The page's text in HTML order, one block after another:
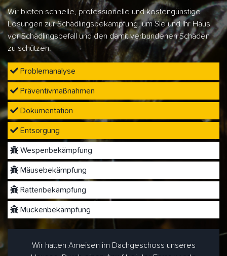
Wir bieten schnelle, professionelle und kostengünstige
Lösungen zur Schädlingsbekämpfung, um Sie und Ihr Haus
vor Schädlingsbefall und den damit verbundenen Schäden
zu schützen.
Problemanalyse
Präventivmaßnahmen
Dokumentation
Entsorgung
Wespenbekämpfung
Mäusebekämpfung
Rattenbekämpfung
Mückenbekämpfung
Wir hatten Ameisen im Dachgeschoss unseres